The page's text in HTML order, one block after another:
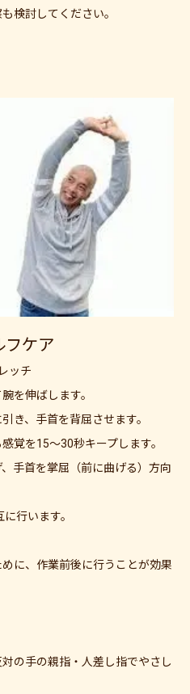
検討してください。
フケア
ッチ
を伸ばします。
き、手首を背屈させます。
覚を15〜30秒キープします。
手首を掌屈（前に曲げる）方向
行います。
に、作業前後に行うことが効果
の手の親指・人差し指でやさし